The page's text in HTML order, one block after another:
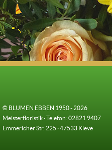
© BLUMEN EBBEN 1950 - 2026
Meisterfloristik · Telefon: 02821 9407
Emmericher Str. 225 · 47533 Kleve